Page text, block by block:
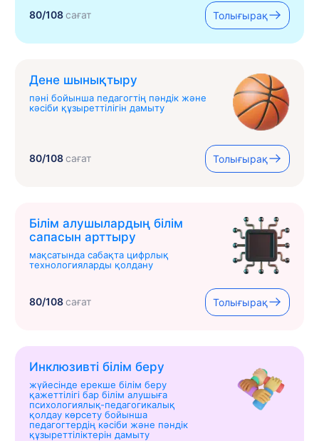
80/108сағат Толығырақ
Дене шынықтыру
пәні бойынша педагогтің пәндік және
кәсіби құзыреттілігін дамыту
80/108сағат Толығырақ
Білім алушылардың білім
сапасын арттыру
мақсатында сабақта цифрлық
технологияларды қолдану
80/108сағат Толығырақ
Инклюзивті білім беру
жүйесінде ерекше білім беру
қажеттілігі бар білім алушыға
психологиялық-педагогикалық
қолдау көрсету бойынша
педагогтердің кәсіби және пәндік
құзыреттіліктерін дамыту